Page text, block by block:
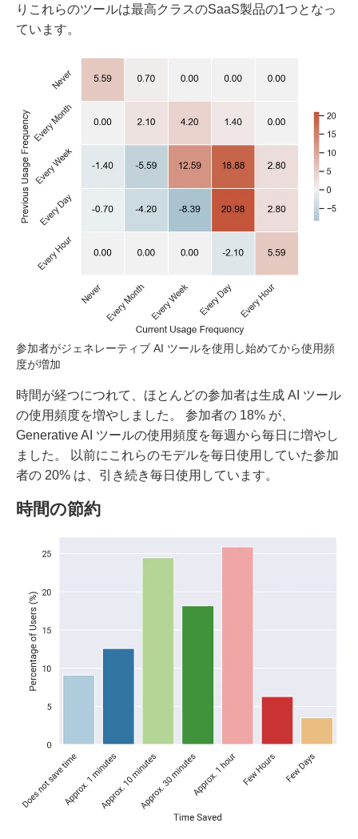
りこれらのツールは最高クラスのSaaS製品の1つとなっ
ています。
参加者がジェネレーティブ AI ツールを使用し始めてから使用頻
度が増加
時間が経つにつれて、ほとんどの参加者は生成 AI ツール
の使用頻度を増やしました。 参加者の 18% が、
Generative AI ツールの使用頻度を毎週から毎日に増やし
ました。 以前にこれらのモデルを毎日使用していた参加
者の 20% は、引き続き毎日使用しています。
時間の節約